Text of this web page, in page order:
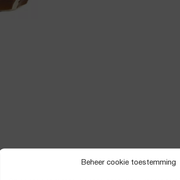
Beheer cookie toestemming